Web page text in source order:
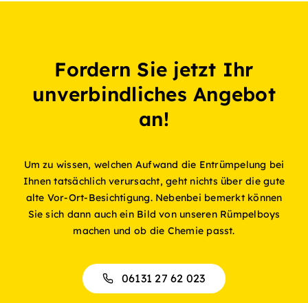
Fordern Sie jetzt Ihr
unverbindliches Angebot
an!
Um zu wissen, welchen Aufwand die Entrümpelung bei
Ihnen tatsächlich verursacht, geht nichts über die gute
alte Vor-Ort-Besichtigung. Nebenbei bemerkt können
Sie sich dann auch ein Bild von unseren Rümpelboys
machen und ob die Chemie passt.
06131 27 62 023